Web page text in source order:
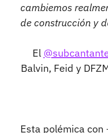
cambiemos
de construcción y
El
Balvin, Feid y
Esta polémica